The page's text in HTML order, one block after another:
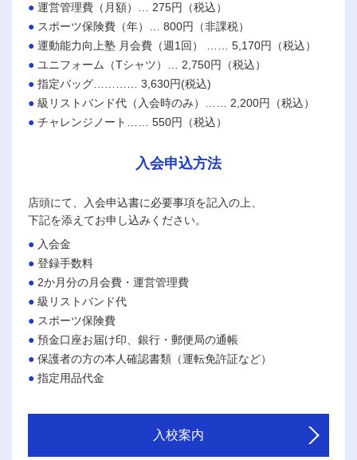
運営管理費（月額）… 275円（税込）
スポーツ保険費（年）… 800円（非課税）
運動能力向上塾 月会費（週1回） …… 5,170円（税込）
ユニフォーム（Tシャツ）… 2,750円（税込）
指定バッグ………… 3,630円(税込)
級リストバンド代（入会時のみ）…… 2,200円（税込）
チャレンジノート…… 550円（税込）
入会申込方法
店頭にて、入会申込書に必要事項を記入の上、
下記を添えてお申し込みください。
入会金
登録手数料
2か月分の月会費・運営管理費
級リストバンド代
スポーツ保険費
預金口座お届け印、銀行・郵便局の通帳
保護者の方の本人確認書類（運転免許証など）
指定用品代金
入校案内